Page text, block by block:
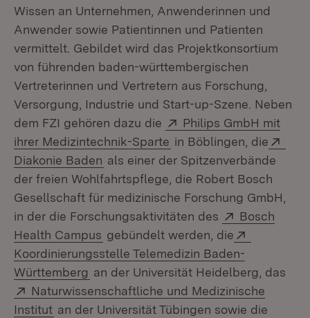
Wissen an Unternehmen, Anwenderinnen und
Anwender sowie Patientinnen und Patienten
vermittelt. Gebildet wird das Projektkonsortium
von führenden baden-württembergischen
Vertreterinnen und Vertretern aus Forschung,
Versorgung, Industrie und Start-up-Szene. Neben
dem FZI gehören dazu die
Extern:
Philips GmbH mit
ihrer Medizintechnik-Sparte (Öffnet in neuem
in Böblingen, die
Diakonie Baden (Öffnet in neuem Fenster)
als einer der Spitzenverbände
der freien Wohlfahrtspflege, die Robert Bosch
Gesellschaft für medizinische Forschung GmbH,
in der die Forschungsaktivitäten des
Extern:
Bosch
Health Campus (Öffnet in neuem Fenster)
gebündelt werden, die
Koordinierungsstelle Telemedizin Baden-
Württemberg (Öffnet in neuem Fenster)
an der Universität Heidelberg, das
Extern:
Naturwissenschaftliche und Medizinische
Institut (Öffnet in neuem Fenster)
an der Universität Tübingen sowie die